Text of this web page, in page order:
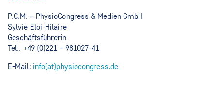
P.C.M. – PhysioCongress & Medien GmbH
Sylvie Eloi-Hilaire
Geschäftsführerin
Tel.: +49 (0)221 – 981027-41
E-Mail: info(at)physiocongress.de